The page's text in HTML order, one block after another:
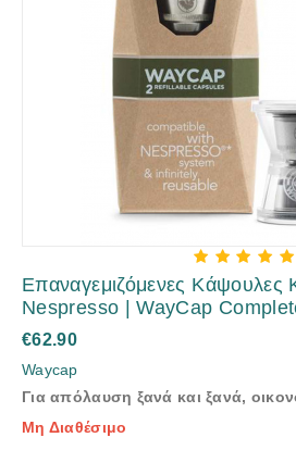
Επαναγεμιζόμενες Κάψουλες
Nespresso | WayCap
€62.90
Waycap
Για απόλαυση ξανά και ξανά,
Μη Διαθέσιμο